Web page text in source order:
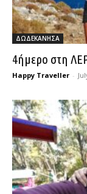
ΔΩΔΕΚΑΝΗΣΑ
4ήμερο στη
Happy Traveller -